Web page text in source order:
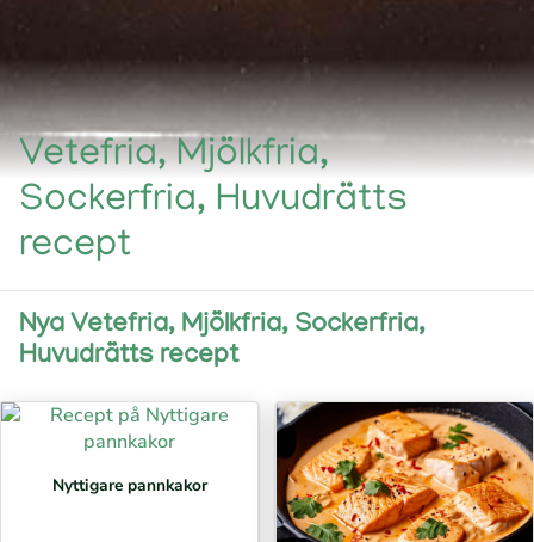
Vetefria, Mjölkfria,
Sockerfria, Huvudrätts
recept
Nya Vetefria, Mjölkfria, Sockerfria,
Huvudrätts recept
Nyttigare pannkakor